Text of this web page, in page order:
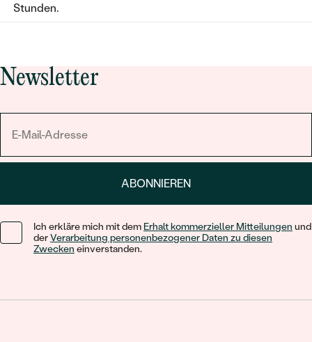
Stunden.
Newsletter
ABONNIEREN
Ich erkläre mich mit dem Erhalt kommerzieller Mitteilungen und
derVerarbeitung personenbezogener Daten zu diesen
Zwecken einverstanden.